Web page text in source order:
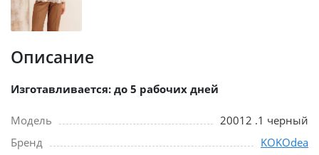
Описание
Изготавливается: до 5 рабочих дней
Модель
20012 .1 черный
Бренд
KOKOdea